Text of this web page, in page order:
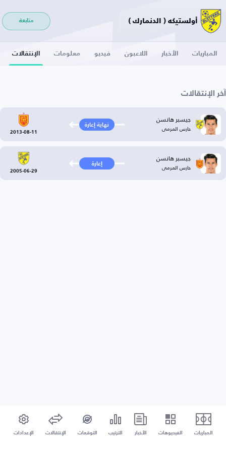
أولستيكه ( الدنمارك ) متابعة
المباريات الأخبار اللاعبون فيديو معلومات الإنتقالات
آخر الإنتقالات
جيسبر هانسن
حارس المرمى نهاية إعارة
2013-08-11
جيسبر هانسن
حارس المرمى إعارة
2005-06-29
المباريات الفيديوهات الأخبار الترتيب التوقعات الإنتقالات الإعدادات